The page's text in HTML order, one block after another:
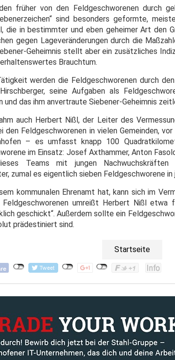
früher von den Feldgeschworenen durch
sind besonders geformte,
die in bestimmter und eben geheimer Art den
gegen Lageveränderungen durch die
Geheimnis stellt aber ein zusätzliches
Brauchtum.
werden die Feldgeschworenen durch
seine Aufgaben als
und das ihm anvertraute Siebener-Geheimnis
auch Herbert Nißl, der Leiter des
den Feldgeschworenen in vielen Gemeinden,
– es umfasst knapp 100
im Einsatz: Josef Axthammer, Anton
Teams mit jungen
zumal es eigentlich sieben Feldgeschworene
kommunalen Ehrenamt hat, kann sich im
Feldgeschworenen umreißt Herbert Nißl etwa
geschickt“. Außerdem sollte ein
prädestiniert sind.
Startseite